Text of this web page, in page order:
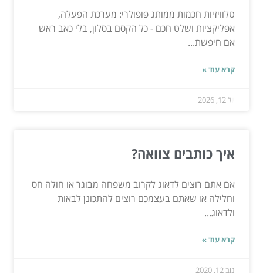
טלוויזיות חכמות ממותג פופולרי: מערכת הפעלה,
אפליקציות ושלט חכם - כל הקסם בסלון, בלי כאב ראש
אם חיפשת...
קרא עוד »
יול 12, 2026
איך כותבים צוואה?
אם אתם רוצים לדאוג לקרוב משפחה מבוגר או חולה חס
וחלילה או שאתם בעצמכם רוצים להתכונן לבאות
ולדאוג...
קרא עוד »
נוב 12, 2020